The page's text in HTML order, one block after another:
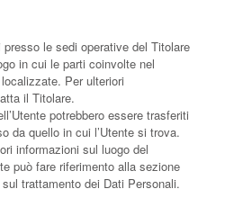
le sedi operative del Titolare
in cui le parti coinvolte nel
Per ulteriori
il Titolare.
potrebbero essere trasferiti
da quello in cui l’Utente si trova.
informazioni sul luogo del
può fare riferimento alla sezione
trattamento dei Dati Personali.